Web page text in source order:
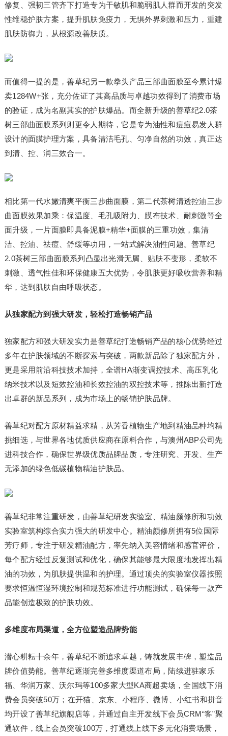
修复、强韧三管齐下打造专为干敏肌和脆弱肌人群而开发的突发
性维稳护肤方案，提升肌肤免疫力，无惧外界刺激和压力，重建
肌肤防御力，从根源改善肤质。
而值得一提的是，善草纪另一款拳头产品三部曲面膜至今累计爆
卖1284W+张，充分佐证了其高品质与卓越功效得到了消费市场
的验证，成为名副其实的护肤爆品。而全新升级的善草纪2.0茶
树三部曲面膜系列则更令人期待，它是专为油性和痘痘易发人群
设计的面膜护理方案，具备清洁毛孔、匀净自然的功效，真正达
到清、控、润三效合一。
相比第一代水嫩清爽平衡三步曲面膜，第二代茶树清透控油三步
曲面膜效果加乘：保温度、毛孔吸附力、膜布技术、耐刺激等全
面升级，一片面膜即具备泥膜+精华+面膜的三重功效，集清
洁、控油、祛痘、舒缓等功用，一站式解决油性问题。善草纪
2.0茶树三部曲面膜系列凸显出光滑无屑、贴肤不变形，柔软不
刺激、透气性佳和环保健康五大优势，令肌肤更好吸收营养和精
华，达到肌肤自由呼吸状态。
从独家配方到强大研发，轻松打造畅销产品
独家配方和强大研发实力是善草纪打造畅销产品的核心优势经过
多年在护肤领域的不断探索与突破，两款新品除了独家配方外，
更是采用前沿科技技术加持，全谱HA渐变调控技术、高压乳化
纳米技术以及短效控油和长效控油的双控技术等，推陈出新打造
出卓群的新品系列，成为市场上的畅销护肤品牌。
善草纪对配方原材精益求精，从芳香植物生产地到精油品种均精
挑细选，与世界各地优质供应商在原料合作，与澳州ABP公司先
进科技合作，确保世界级优质品牌品质，专注研究、开发、生产
无添加的绿色低碳植物精油护肤品。
善草纪非常注重研发，由善草纪研发实验室、精油颜修所和功效
实验室筑构综合实力强大的研发中心。精油颜修所拥有5位国际
芳疗师，专注于研发精油配方，率先纳入美容情绪和感官评价，
每个配方经过反复测试和优化，确保其能够最大限度地发挥出精
油的功效，为肌肤提供温和的护理。通过顶尖的实验室仪器按照
要求恒温恒湿环境控制和规范标准进行功能测试，确保每一款产
品能创造极致的护肤功效。
多维度布局渠道，全方位塑造品牌势能
潜心耕耘十余年，善草纪不断追求卓越，铸就发展丰碑，塑造品
牌价值势能。善草纪逐渐完善多维度渠道布局，陆续进驻家乐
福、华润万家、沃尔玛等100多家大型KA商超卖场，全国线下消
费会员突破50万；在开猫、京东、小程序、微博、小红书和拼音
均开设了善草纪旗舰店等，并通过自主开发线下会员CRM“客”聚
通软件，线上会员突破100万，打通线上线下多元化消费场景，